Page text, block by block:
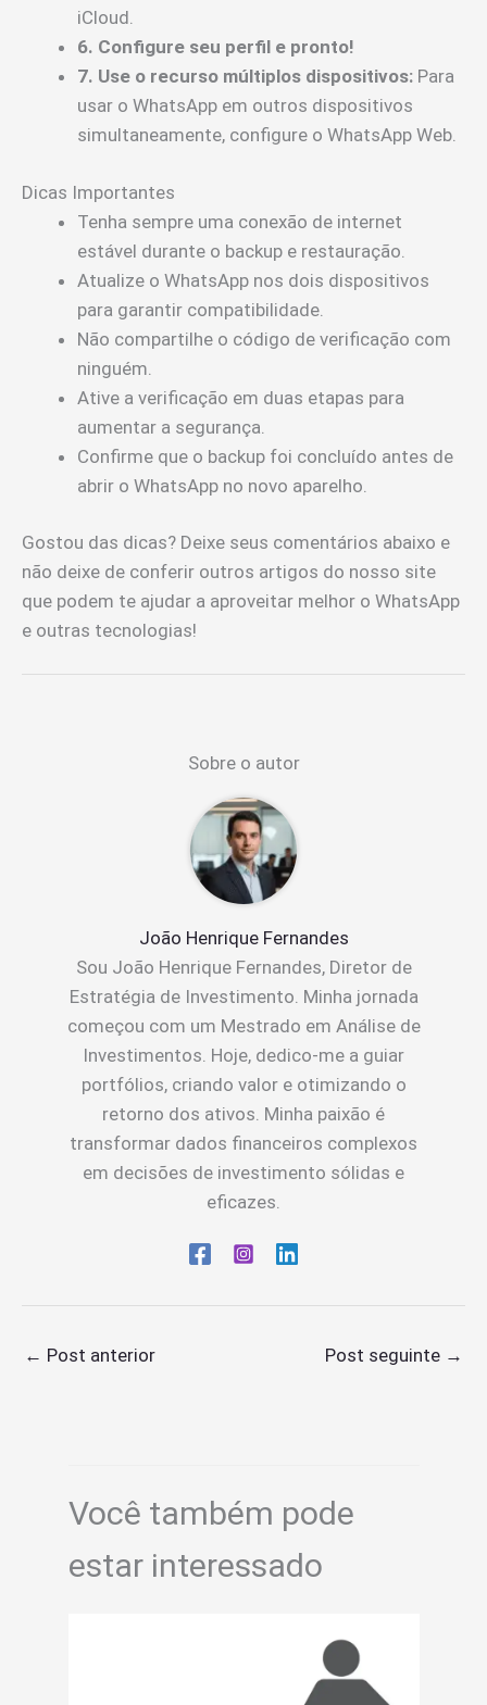
iCloud.
6. Configure seu perfil e pronto!
7. Use o recurso múltiplos dispositivos: Para
usar o WhatsApp em outros dispositivos
simultaneamente, configure o WhatsApp Web.
Dicas Importantes
Tenha sempre uma conexão de internet
estável durante o backup e restauração.
Atualize o WhatsApp nos dois dispositivos
para garantir compatibilidade.
Não compartilhe o código de verificação com
ninguém.
Ative a verificação em duas etapas para
aumentar a segurança.
Confirme que o backup foi concluído antes de
abrir o WhatsApp no novo aparelho.
Gostou das dicas? Deixe seus comentários abaixo e
não deixe de conferir outros artigos do nosso site
que podem te ajudar a aproveitar melhor o WhatsApp
e outras tecnologias!
Sobre o autor
João Henrique Fernandes
Sou João Henrique Fernandes, Diretor de
Estratégia de Investimento. Minha jornada
começou com um Mestrado em Análise de
Investimentos. Hoje, dedico-me a guiar
portfólios, criando valor e otimizando o
retorno dos ativos. Minha paixão é
transformar dados financeiros complexos
em decisões de investimento sólidas e
eficazes.
← Post anterior Post seguinte →
Você também pode
estar interessado